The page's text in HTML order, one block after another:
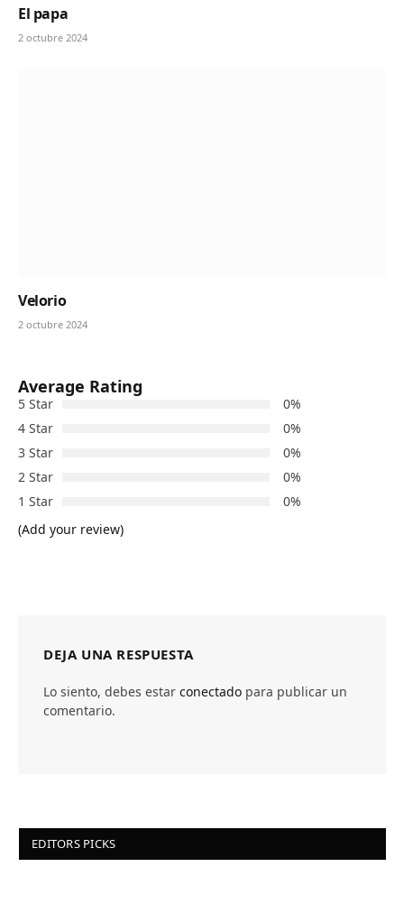
El papa
2 octubre 2024
Velorio
2 octubre 2024
Average Rating
5 Star
0%
4 Star
0%
3 Star
0%
2 Star
0%
1 Star
0%
(Add your review)
DEJA UNA RESPUESTA
Lo siento, debes estar conectado para publicar un
comentario.
EDITORS PICKS